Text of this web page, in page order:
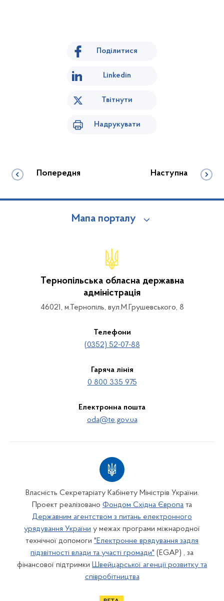
Поділитися
Linkedin
Твітнути
Надрукувати
Попередня Наступна
Мапа порталу
Тернопільська обласна державна
адміністрація
46021, м.Тернопіль, вул.М.Грушевського, 8
Телефони
(0352) 52-07-88
Гаряча лінія
0 800 335 975
Електронна пошта
oda@te.gov.ua
Власність Секретаріату Кабінету Міністрів України.
Проект реалізовано Фондом Східна Європа та
Державним агентством з питань електронного
урядування України у межах програми міжнародної
технічної допомоги "Електронне врядування задля
підзвітності влади та участі громади" (EGAP) , за
фінансової підтримки Швейцарської агенції розвитку та
співробітництва